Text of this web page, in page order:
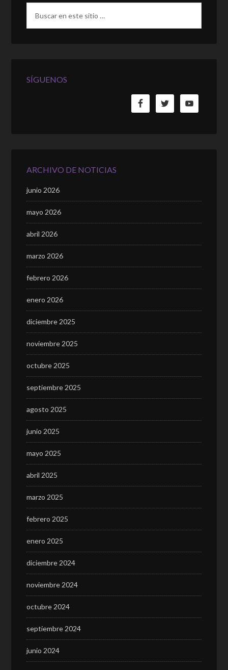
SÍGUENOS
ARCHIVO DE NOTICIAS
junio 2026
mayo 2026
abril 2026
marzo 2026
febrero 2026
enero 2026
diciembre 2025
noviembre 2025
octubre 2025
septiembre 2025
agosto 2025
junio 2025
mayo 2025
abril 2025
marzo 2025
febrero 2025
enero 2025
diciembre 2024
noviembre 2024
octubre 2024
septiembre 2024
junio 2024